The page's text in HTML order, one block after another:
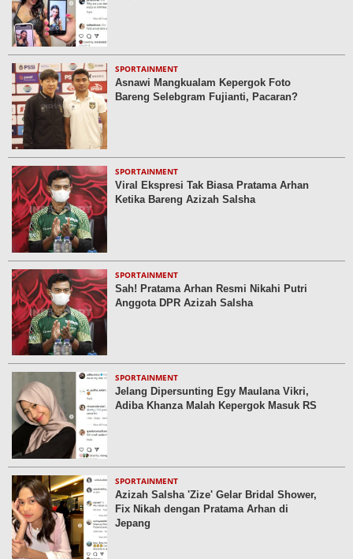
SPORTAINMENT
Asnawi Mangkualam Kepergok Foto
Bareng Selebgram Fujianti, Pacaran?
SPORTAINMENT
Viral Ekspresi Tak Biasa Pratama Arhan
Ketika Bareng Azizah Salsha
SPORTAINMENT
Sah! Pratama Arhan Resmi Nikahi Putri
Anggota DPR Azizah Salsha
SPORTAINMENT
Jelang Dipersunting Egy Maulana Vikri,
Adiba Khanza Malah Kepergok Masuk RS
SPORTAINMENT
Azizah Salsha 'Zize' Gelar Bridal Shower,
Fix Nikah dengan Pratama Arhan di
Jepang